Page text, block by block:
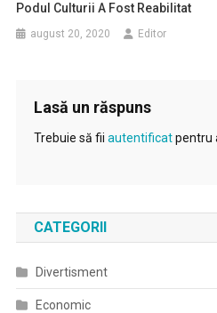
Podul Culturii A Fost Reabilitat
august 20, 2020 Editor
Lasă un răspuns
Trebuie să fii autentificatpentru
CATEGORII
Divertisment
Economic